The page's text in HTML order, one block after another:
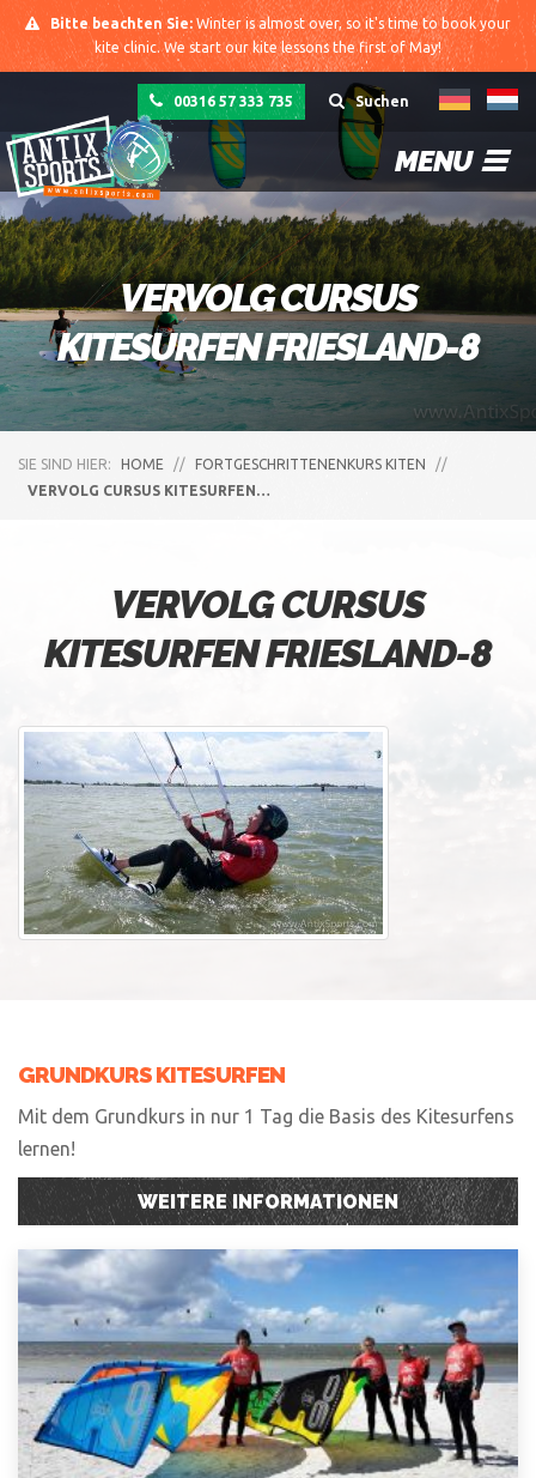
Bitte beachten Sie: Winter is almost over, so it's time to book your
kite clinic. We start our kite lessons the first of May!
Suchen
00316 57 333 735
MENU
VERVOLG CURSUS
KITESURFEN FRIESLAND-8
SIE SIND HIER: HOME // FORTGESCHRITTENENKURS KITEN
//
VERVOLG CURSUS KITESURFEN…
VERVOLG CURSUS
KITESURFEN FRIESLAND-8
GRUNDKURS KITESURFEN
Mit dem Grundkurs in nur 1 Tag die Basis des Kitesurfens
lernen!
WEITERE INFORMATIONEN